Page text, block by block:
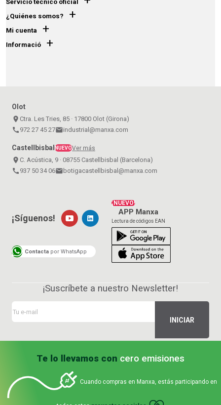
Servicio técnico oficial
¿Quiénes somos? +
Mi cuenta +
Informació +
Olot
place Ctra. Les Tries, 85 · 17800 Olot (Girona)
call 972 27 45 27emailindustrial@manxa.com
Castellbisbal NUEVOVer más
place C. Acústica, 9 · 08755 Castellbisbal (Barcelona)
call 937 50 34 06email botigacastellbisbal@manxa.com
¡NUEVO!
APP Manxa
Lectura de códigos EAN
¡Síguenos!
Contacta por WhatsApp
¡Suscríbete a nuestro Newsletter!
Te lo llevamos con cero emisiones
Cuando compras en Manxa, estás participando en